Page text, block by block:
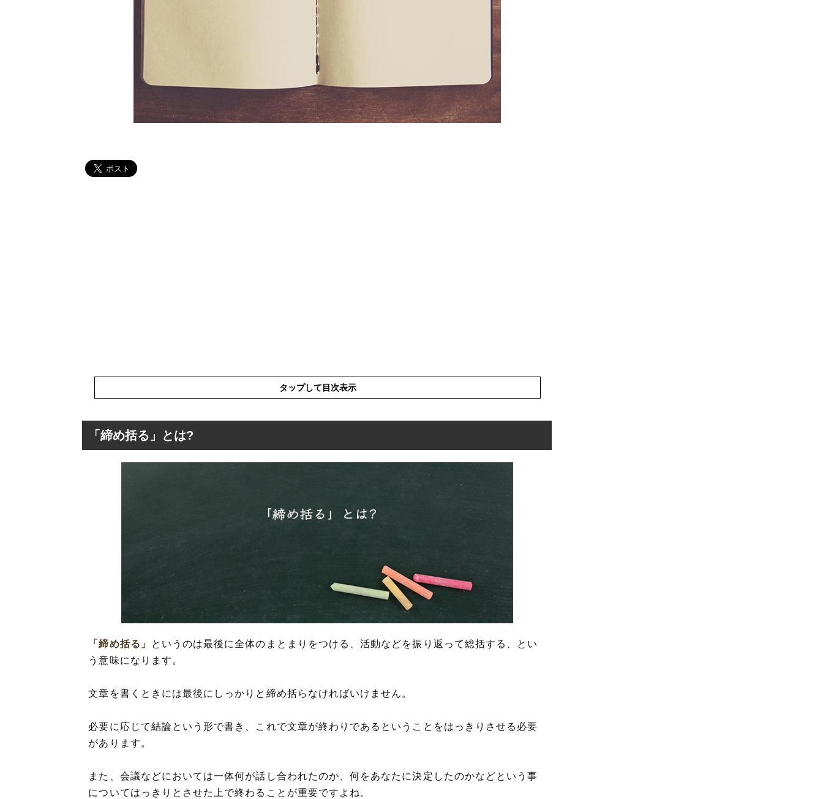
タップして目次表示
「締め括る」とは?
「締め括る」の表現の使い方
「締め括る」の類語や類義語・言い換え
「締め括る」とは?
「締め括る」
というのは最後に全体のまとまりをつける、活動などを振り返って総括する、とい
う意味になります。
文章を書くときには最後にしっかりと締め括らなければいけません。
必要に応じて結論という形で書き、これで文章が終わりであるということをはっきりさせる必要
があります。
また、会議などにおいては一体何が話し合われたのか、何をあなたに決定したのかなどという事
についてはっきりとさせた上で終わることが重要ですよね。